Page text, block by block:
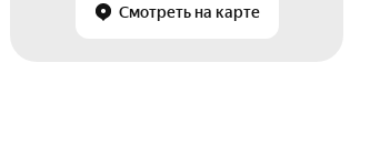
Смотреть на карте